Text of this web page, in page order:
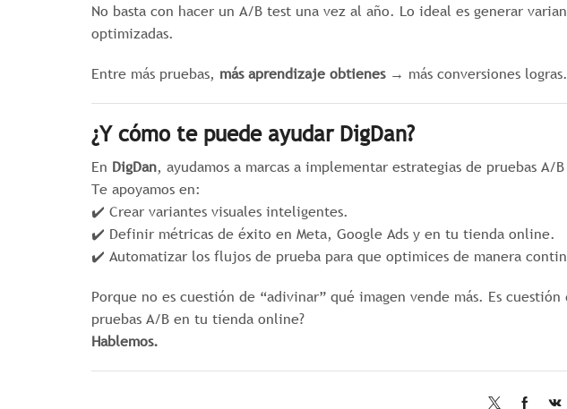
No basta con hacer un A/B test una vez al año. Lo ideal es generar
optimizadas.
Entre más pruebas, más aprendizaje obtienes→ más conversiones logras.
¿Y cómo te puede ayudar DigDan?
En DigDan, ayudamos a marcas a implementar estrategias de pruebas
Te apoyamos en:
✔️ Crear variantes visuales inteligentes.
✔️ Definir métricas de éxito en Meta, Google Ads y en tu tienda online.
✔️ Automatizar los flujos de prueba para que optimices de manera
Porque no es cuestión de “adivinar” qué imagen vende más. Es cuestión
pruebas A/B en tu tienda online?
Hablemos.